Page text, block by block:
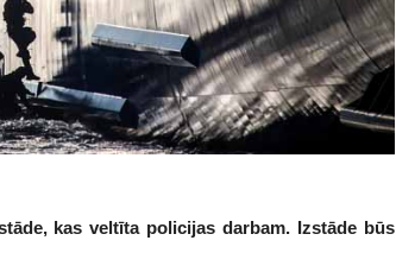
kas veltīta policijas darbam. Izstāde būs